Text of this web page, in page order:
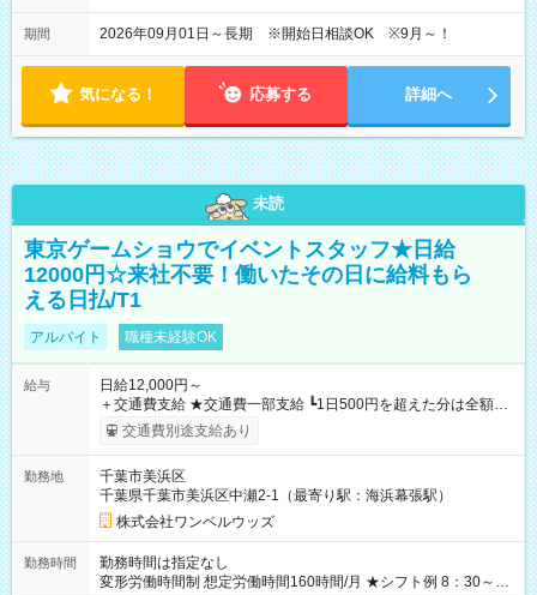
期間 2026年09月01日～長期 ※開始日相談OK ※9月～！
気になる！ 応募する 詳細へ
未読
東京ゲームショウでイベントスタッフ★日給
12000円☆来社不要！働いたその日に給料もら
える日払/T1
アルバイト 職種未経験OK
給与
日給12,000円～
＋交通費支給 ★交通費一部支給 ┗1日500円を超えた分は全額支
給！ ※往復500円以内の方は自己負担となります ★日払いOK！
（規定あり） ┗働いたその日に現金GET♪ お仕事後はコンビニ
なし
交通費別途支給あり
勤務地
千葉市美浜区
千葉県千葉市美浜区中瀬2-1（最寄り駅：海浜幕張駅）
株式会社ワンベルウッズ
勤務時間
勤務時間は指定なし
変形労働時間制 想定労働時間160時間/月 ★シフト例 8：30～